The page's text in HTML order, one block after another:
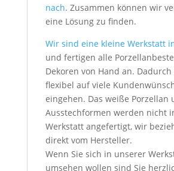
nach. Zusammen können wir
eine Lösung zu finden.
Wir sind eine kleine Werkstatt
und fertigen alle
Dekoren von Hand an.
flexibel auf viele
eingehen. Das weiße Porzellan
Ausstechformen werden nicht
Werkstatt angefertigt, wir
direkt vom Hersteller.
Wenn Sie sich in unserer
umsehen wollen sind Sie